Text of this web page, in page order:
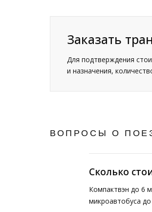
Заказать
Для подтверждения
и назначения,
ВОПРОСЫ О
Сколько
Компактвэн до 6
микроавтобуса